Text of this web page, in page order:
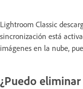
Lightroom Classic
sincronización está
imágenes en la nube,
¿Puedo